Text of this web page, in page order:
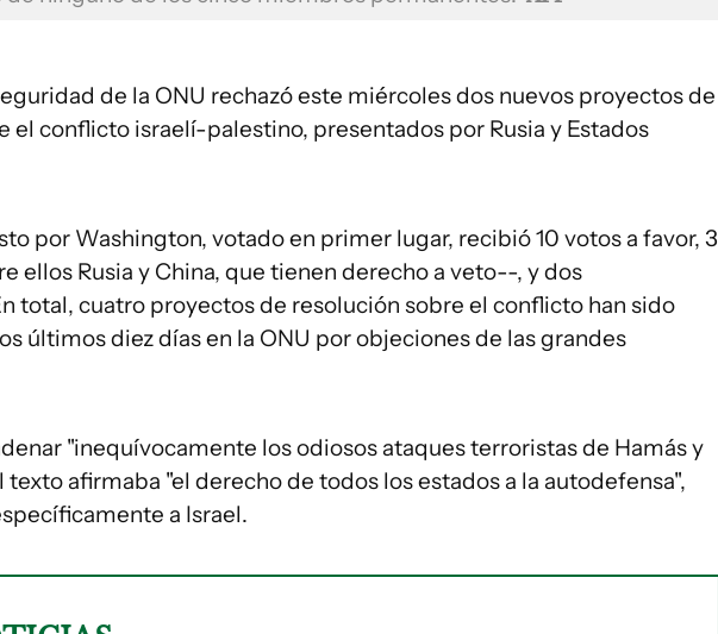
de la ONU rechazó este miércoles dos nuevos proyectos de
el conflicto israelí-palestino, presentados por Rusia y Estados
por Washington, votado en primer lugar, recibió 10 votos a favor, 3
ellos Rusia y China, que tienen derecho a veto--, y dos
total, cuatro proyectos de resolución sobre el conflicto han sido
últimos diez días en la ONU por objeciones de las grandes
"inequívocamente los odiosos ataques terroristas de Hamás y
texto afirmaba "el derecho de todos los estados a la autodefensa",
a Israel.